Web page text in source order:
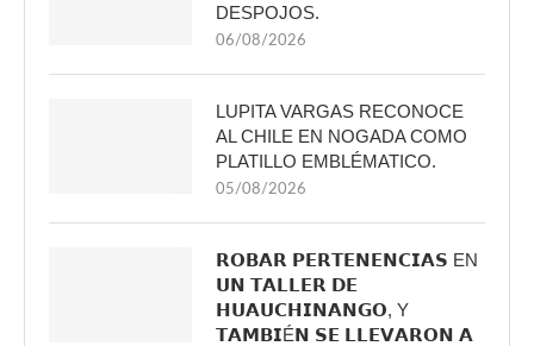
DESPOJOS.
06/08/2026
LUPITA VARGAS RECONOCE
AL CHILE EN NOGADA COMO
PLATILLO EMBLÉMATICO.
05/08/2026
𝗥𝗢𝗕𝗔𝗥 𝗣𝗘𝗥𝗧𝗘𝗡𝗘𝗡𝗖𝗜𝗔𝗦 EN
𝗨𝗡 𝗧𝗔𝗟𝗟𝗘𝗥 𝗗𝗘
𝗛𝗨𝗔𝗨𝗖𝗛𝗜𝗡𝗔𝗡𝗚𝗢, Y
𝗧𝗔𝗠𝗕𝗜É𝗡 𝗦𝗘 𝗟𝗟𝗘𝗩𝗔𝗥𝗢𝗡 𝗔